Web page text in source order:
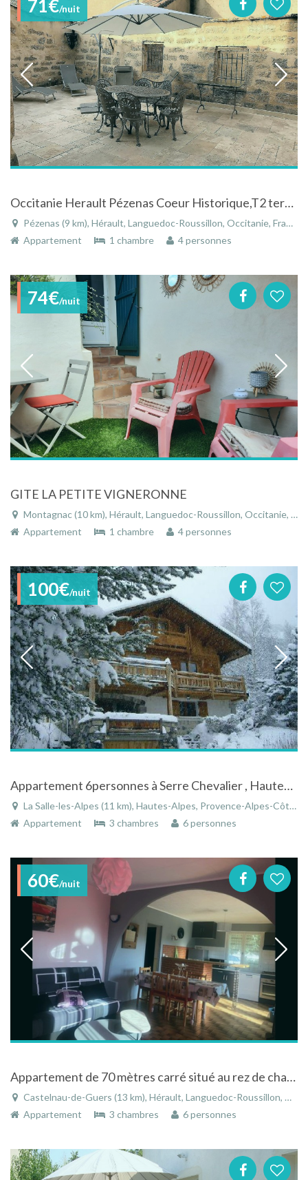
71€/nuit
Occitanie Herault Pézenas Coeur Historique,T2 terrasse privée vue sur les toits.
Pézenas (9 km), Hérault, Languedoc-Roussillon, Occitanie, France
Appartement
1 chambre 4 personnes
74€/nuit
GITE LA PETITE VIGNERONNE
Montagnac (10 km), Hérault, Languedoc-Roussillon, Occitanie, France
Appartement
1 chambre 4 personnes
100€/nuit
Appartement 6personnes à Serre Chevalier , Hautes-Alpes vue exceptionnelle
La Salle-les-Alpes (11 km), Hautes-Alpes, Provence-Alpes-Côte d'Azur, France
Appartement
3 chambres 6 personnes
60€/nuit
Appartement de 70 mètres carré situé au rez de chaussée d'une maison individuelle
Castelnau-de-Guers (13 km), Hérault, Languedoc-Roussillon, Occitanie, France
Appartement
3 chambres 6 personnes